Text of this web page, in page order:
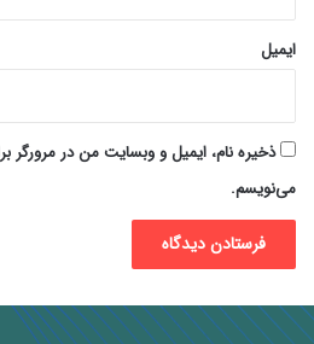
ایمیل
ذخیره نام، ایمیل و وبسایت من در مرورگر
می‌نویسم.